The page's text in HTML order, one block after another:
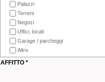
Palazzi
Terreni
Negozi
Uffici, locali
Garage / parcheggi
Altro
AFFITTO *